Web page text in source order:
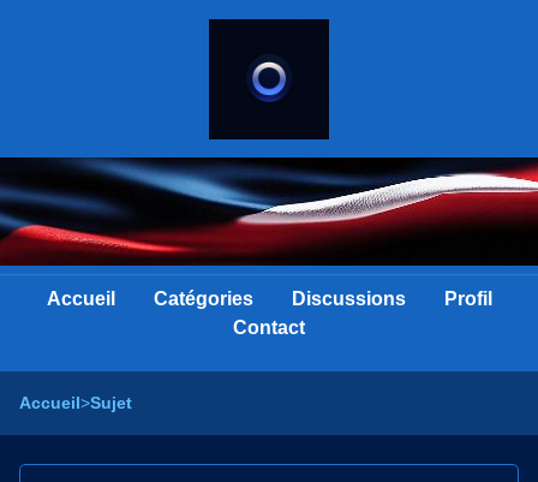
Accueil Catégories Discussions
Profil
Contact
Accueil>Sujet